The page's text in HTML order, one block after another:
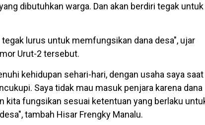
dibutuhkan warga. Dan akan berdiri tegak untuk
lurus untuk memfungsikan dana desa", ujar
Urut-2 tersebut.
kehidupan sehari-hari, dengan usaha saya saat
Saya tidak mau masuk penjara karena dana
kita fungsikan sesuai ketentuan yang berlaku
tambah Hisar Frengky Manalu.